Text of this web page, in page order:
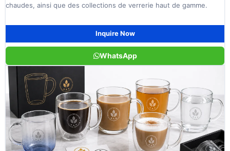
chaudes, ainsi que des collections de verrerie haut de gamme.
Inquire Now
WhatsApp